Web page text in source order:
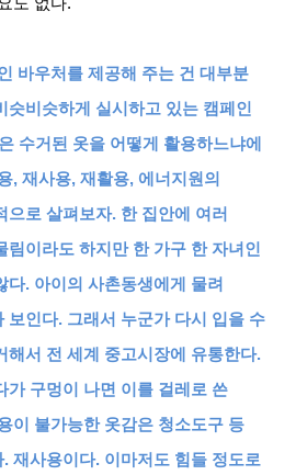
바우처를 제공해 주는 건 대부분
비슷하게 실시하고 있는 캠페인
수거된 옷을 어떻게 활용하느냐에
,재사용,재활용, 에너지원의
으로 살펴보자. 한 집안에 여러
림이라도 하지만 한 가구 한 자녀인
다. 아이의 사촌동생에게 물려
보인다. 그래서 누군가 다시 입을 수
해서 전 세계 중고시장에 유통한다.
가 구멍이 나면 이를 걸레로 쓴
이 불가능한 옷감은 청소도구 등
.재사용이다. 이마저도 힘들 정도로